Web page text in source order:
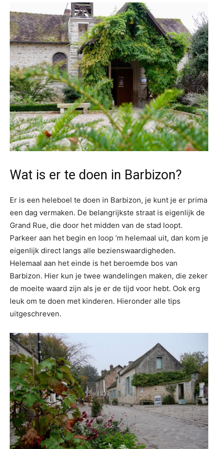
Wat is er te doen in Barbizon?
Er is een heleboel te doen in Barbizon, je kunt je er prima
een dag vermaken. De belangrijkste straat is eigenlijk de
Grand Rue, die door het midden van de stad loopt.
Parkeer aan het begin en loop ‘m helemaal uit, dan kom je
eigenlijk direct langs alle bezienswaardigheden.
Helemaal aan het einde is het beroemde bos van
Barbizon. Hier kun je twee wandelingen maken, die zeker
de moeite waard zijn als je er de tijd voor hebt. Ook erg
leuk om te doen met kinderen. Hieronder alle tips
uitgeschreven.